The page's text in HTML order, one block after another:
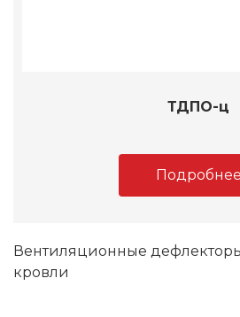
ТДПО-ц
Подробнее
Вентиляционные
кровли